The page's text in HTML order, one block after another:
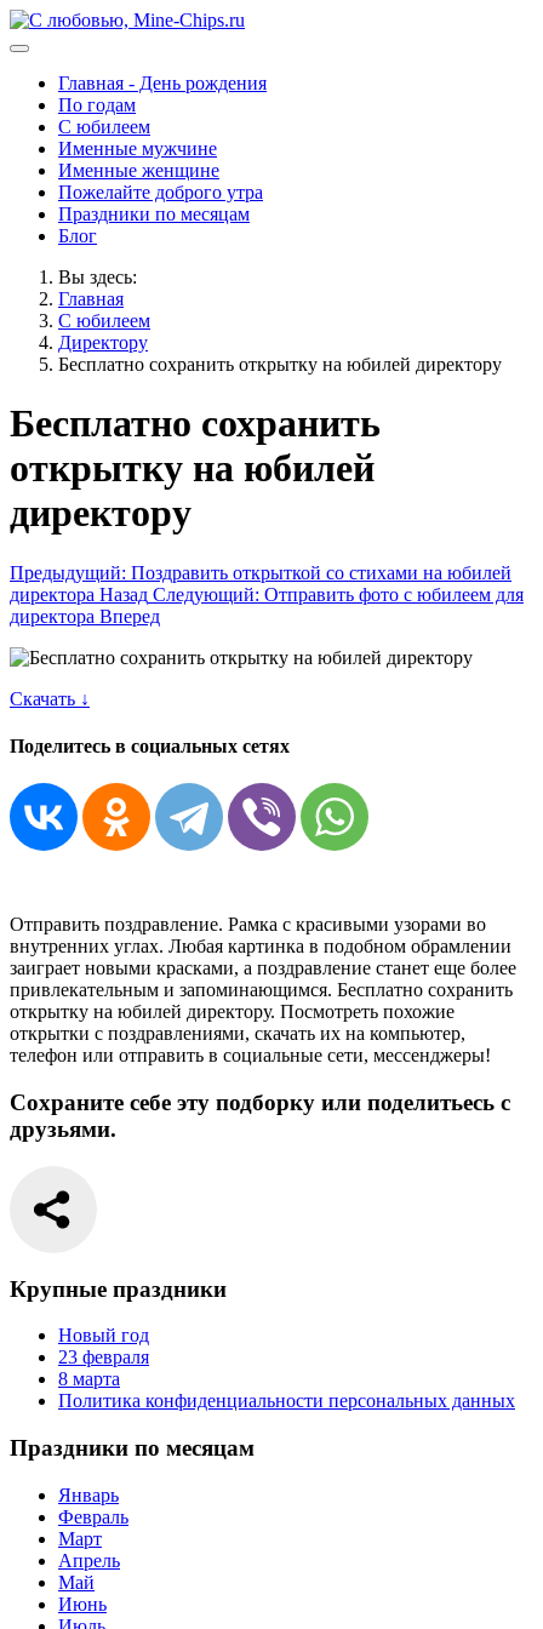
Главная - День рождения
По годам
С юбилеем
Именные мужчине
Именные женщине
Пожелайте доброго утра
Праздники по месяцам
Блог
Вы здесь:
Главная
С юбилеем
Директору
Бесплатно сохранить открытку на юбилей директору
Бесплатно сохранить
открытку на юбилей
директору
Предыдущий: Поздравить открыткой со стихами на юбилей
директора Назад Следующий: Отправить фото с юбилеем для
директора Вперед
Скачать ↓
Поделитесь в социальных сетях
Отправить поздравление. Рамка с красивыми узорами во
внутренних углах. Любая картинка в подобном обрамлении
заиграет новыми красками, а поздравление станет еще более
привлекательным и запоминающимся. Бесплатно сохранить
открытку на юбилей директору. Посмотреть похожие
открытки с поздравлениями, скачать их на компьютер,
телефон или отправить в социальные сети, мессенджеры!
Сохраните себе эту подборку или поделитьесь с
друзьями.
Крупные праздники
Новый год
23 февраля
8 марта
Политика конфиденциальности персональных данных
Праздники по месяцам
Январь
Февраль
Март
Апрель
Май
Июнь